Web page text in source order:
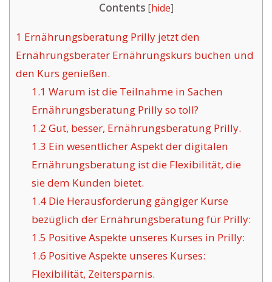
Contents [hide]
1 Ernährungsberatung Prilly jetzt den
Ernährungsberater Ernährungskurs buchen und
den Kurs genießen.
1.1 Warum ist die Teilnahme in Sachen
Ernährungsberatung Prilly so toll?
1.2 Gut, besser, Ernährungsberatung Prilly.
1.3 Ein wesentlicher Aspekt der digitalen
Ernährungsberatung ist die Flexibilität, die
sie dem Kunden bietet.
1.4Die Herausforderung gängiger Kurse
bezüglich der Ernährungsberatung für Prilly:
1.5 Positive Aspekte unseres Kurses in Prilly:
1.6 Positive Aspekte unseres Kurses:
Flexibilität, Zeitersparnis.